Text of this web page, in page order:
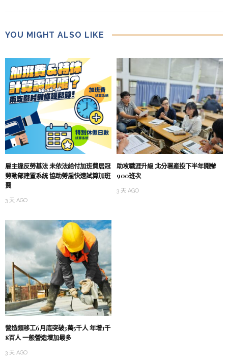
YOU MIGHT ALSO LIKE
雇主違反勞基法 未依法給付加班費居冠
勞動部建置系統 協助勞雇快速試算加班
費
3 天 AGO
助攻職涯升級 北分署產投下半年開辦
900班次
3 天 AGO
營造類移工6月底突破3萬5千人 年增1千
8百人 一般營造增加最多
3 天 AGO